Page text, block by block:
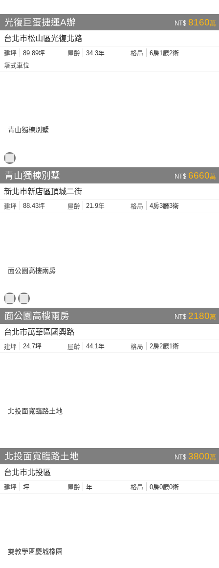
光復巨蛋捷運A辦 NT$ 8160萬
台北市松山區光復北路
建坪 89.89坪 屋齡 34.3年 格局
6房1廳2衛
塔式車位
青山獨棟別墅 NT$ 6660萬
新北市新店區頂城二街
建坪 88.43坪 屋齡 21.9年 格局 4房3廳3衛
面公園高樓兩房 NT$ 2180萬
台北市萬華區國興路
建坪 24.7坪 屋齡 44.1年 格局 2房2廳1衛
北投面寬臨路土地 NT$ 3800萬
台北市北投區
建坪 坪 屋齡 年 格局 0房0廳0衛